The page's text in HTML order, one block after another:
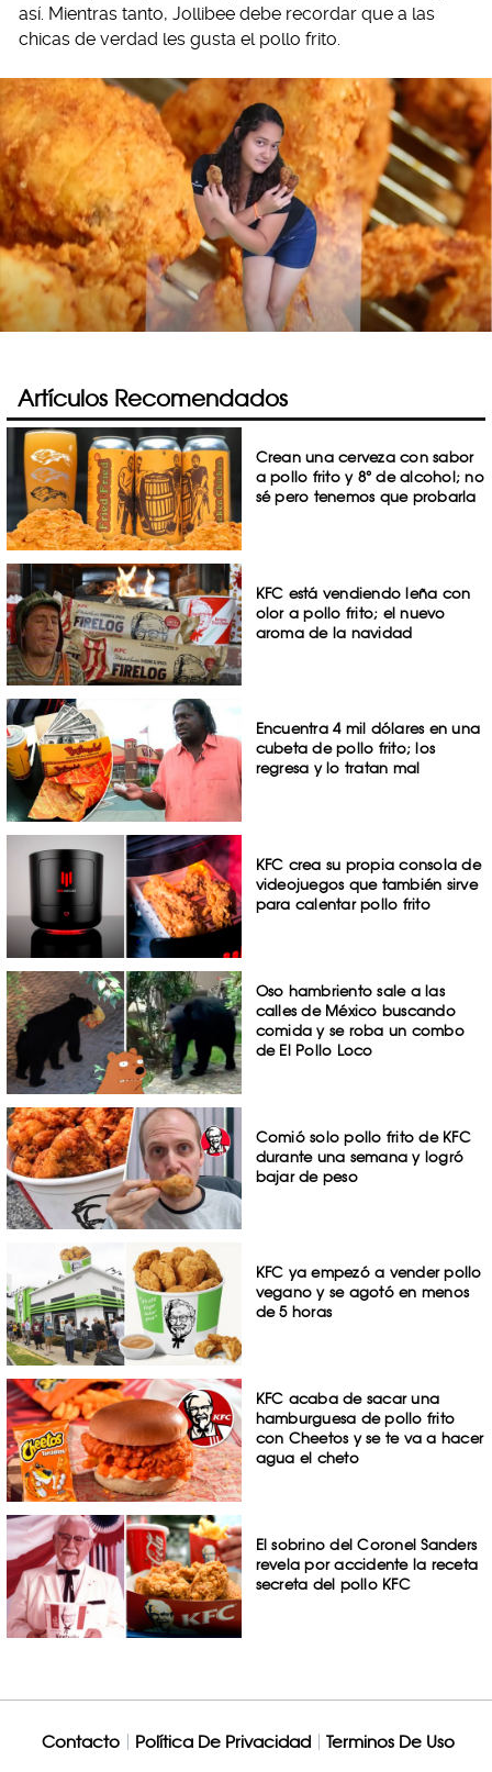
así. Mientras tanto, Jollibee debe recordar que a las
chicas de verdad les gusta el pollo frito.
Artículos Recomendados
Crean una cerveza con sabor
a pollo frito y 8° de alcohol; no
sé pero tenemos que probarla
KFC está vendiendo leña con
olor a pollo frito; el nuevo
aroma de la navidad
Encuentra 4 mil dólares en una
cubeta de pollo frito; los
regresa y lo tratan mal
KFC crea su propia consola de
videojuegos que también sirve
para calentar pollo frito
Oso hambriento sale a las
calles de México buscando
comida y se roba un combo
de El Pollo Loco
Comió solo pollo frito de KFC
durante una semana y logró
bajar de peso
KFC ya empezó a vender pollo
vegano y se agotó en menos
de 5 horas
KFC acaba de sacar una
hamburguesa de pollo frito
con Cheetos y se te va a hacer
agua el cheto
El sobrino del Coronel Sanders
revela por accidente la receta
secreta del pollo KFC
Contacto Política De Privacidad Terminos De Uso